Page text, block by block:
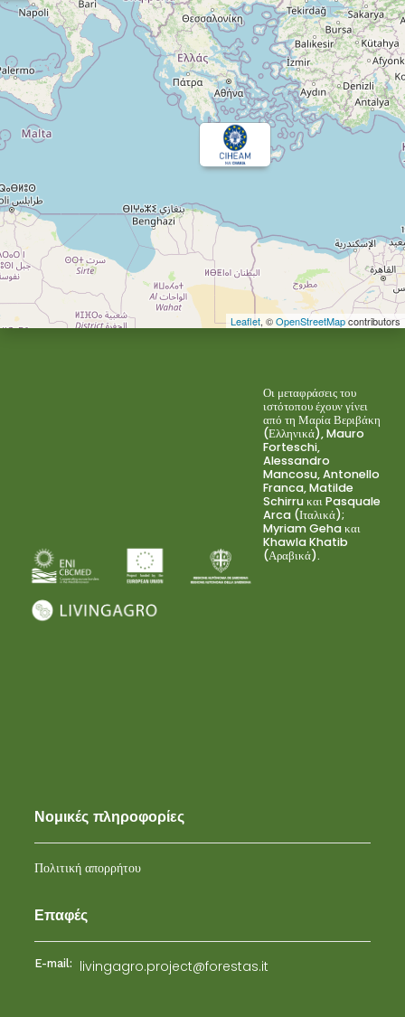
Leaflet, ©OpenStreetMapcontributors
Οι μεταφράσεις του
ιστότοπου έχουν γίνει
από τη Μαρία Βεριβάκη
(Ελληνικά), Mauro
Forteschi,
Alessandro
Mancosu, Antonello
Franca, Matilde
Schirru και Pasquale
Arca (Ιταλικά);
Myriam Geha και
Khawla Khatib
(Αραβικά).
Νομικές πληροφορίες
Πολιτική απορρήτου
Επαφές
E-mail: livingagro.project@forestas.it